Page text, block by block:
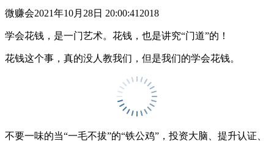
微赚会2021年10月28日 20:00:41 2018
学会花钱，是一门艺术。花钱，也是讲究“门道”的！
花钱这个事，真的没人教我们，但是我们的学会花钱。
不要一味的当“一毛不拔”的“铁公鸡”，投资大脑、提升认证、